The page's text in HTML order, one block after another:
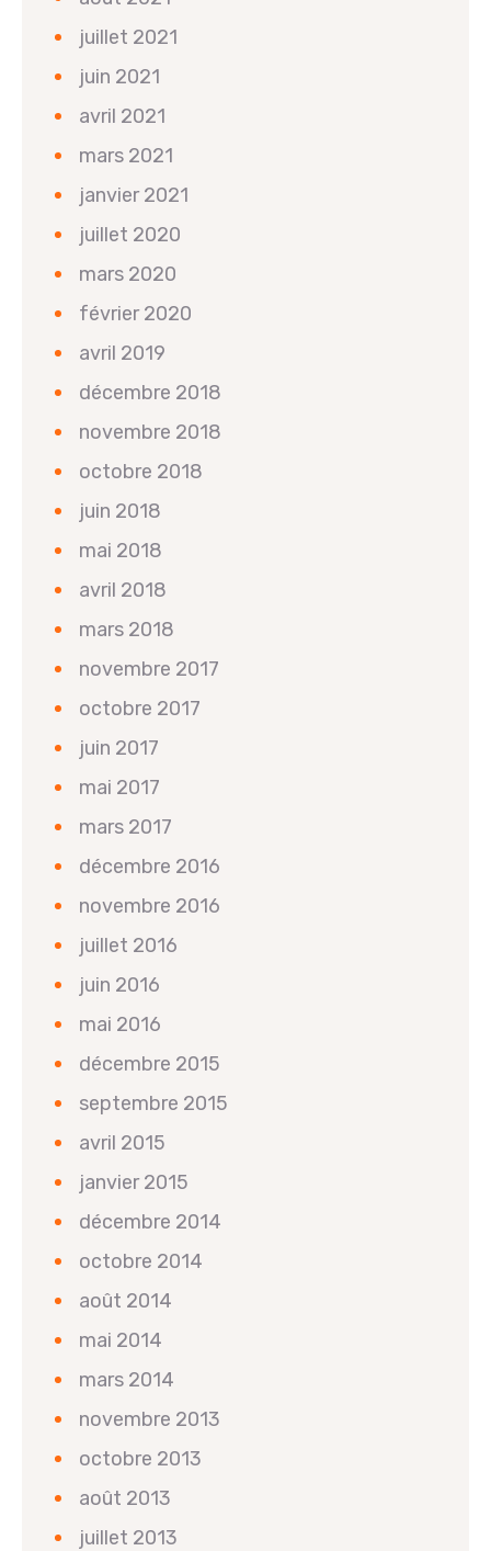
juillet 2021
juin 2021
avril 2021
mars 2021
janvier 2021
juillet 2020
mars 2020
février 2020
avril 2019
décembre 2018
novembre 2018
octobre 2018
juin 2018
mai 2018
avril 2018
mars 2018
novembre 2017
octobre 2017
juin 2017
mai 2017
mars 2017
décembre 2016
novembre 2016
juillet 2016
juin 2016
mai 2016
décembre 2015
septembre 2015
avril 2015
janvier 2015
décembre 2014
octobre 2014
août 2014
mai 2014
mars 2014
novembre 2013
octobre 2013
août 2013
juillet 2013